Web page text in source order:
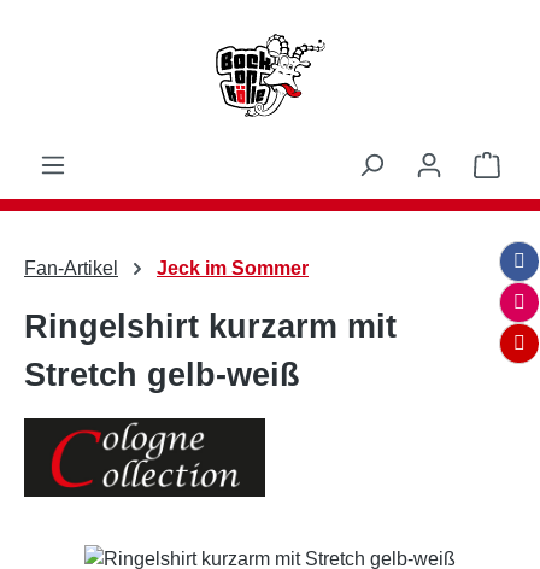
Fan-Artikel Jeck im Sommer
Ringelshirt kurzarm mit
Stretch gelb-weiß
Bildergalerie überspringen